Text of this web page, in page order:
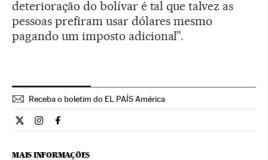
deterioração do bolívar é tal que talvez as
pessoas prefiram usar dólares mesmo
pagando um imposto adicional”.
Receba o boletim do EL PAÍS América
Internacional El País Brasil en Twitter
Internacional El País Brasil en Instagram
Internacional El País Brasil en Facebook
MAIS INFORMAÇÕES